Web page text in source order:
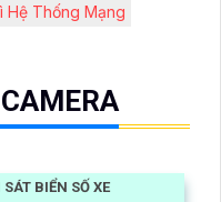
Hệ Thống Mạng
BIỂN SỐ XE